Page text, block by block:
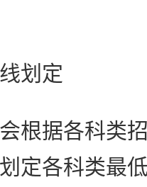
划定
据各科类招
定各科类最